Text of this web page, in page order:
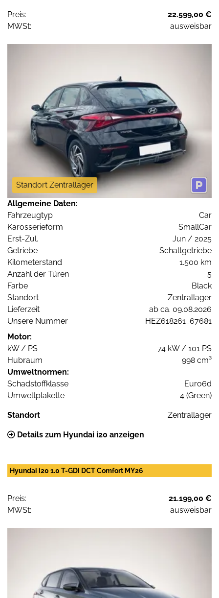
Preis:
22.599,00 €
MWSt:
ausweisbar
Standort Zentrallager
Allgemeine Daten:
Fahrzeugtyp
Car
Karosserieform
SmallCar
Erst-Zul.
Jun / 2025
Getriebe
Schaltgetriebe
Kilometerstand
1.500 km
Anzahl der Türen
5
Farbe
Black
Standort
Zentrallager
Lieferzeit
ab ca. 09.08.2026
Unsere Nummer
HEZ618261_67681
Motor:
kW / PS
74 kW / 101 PS
Hubraum
998 cm³
Umweltnormen:
Schadstoffklasse
Euro6d
Umweltplakette
4 (Green)
Standort Zentrallager
Details zum Hyundai i20 anzeigen
Hyundai i20 1.0 T-GDI DCT Comfort MY26
Preis:
21.199,00 €
MWSt:
ausweisbar